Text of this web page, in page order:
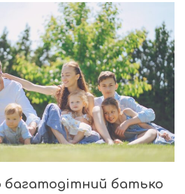
багатодітний батько